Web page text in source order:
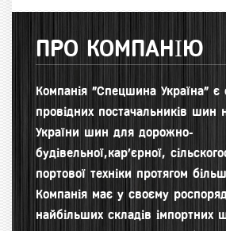
ПРО КОМПАНІЮ
Компанія "Спецшина Україна" є
провідних постачальників шин
України шин для дорожно-
будівельної,кар'єрної,
портової техніки протягом
Компанія має у своєму
найбільших складів імпортних